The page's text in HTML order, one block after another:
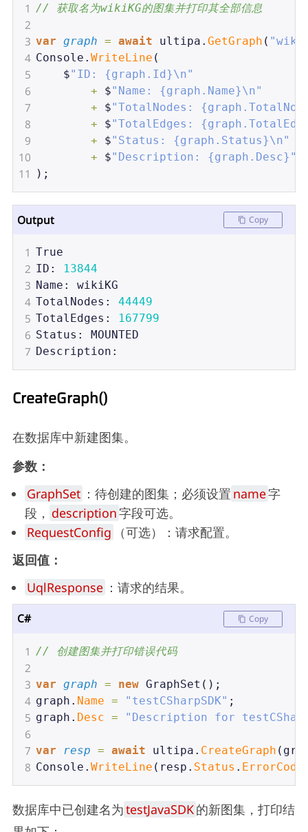
1 // 获取名为wikiKG的图集并打印其全部信息
2
3 var graph = await ultipa . GetGraph (
4 Console . WriteLine (
5 $"ID: {graph.Id}\n"
6 + $"Name: {graph.Name}\n"
7 + $"TotalNodes:
8 + $"TotalEdges:
9 + $"Status: {graph.Status}\n"
10 + $"Description: {graph.Desc}"
11 );
Output Copy
1 True
2 ID : 13844
3 Name : wikiKG
4 TotalNodes : 44449
5 TotalEdges : 167799
6 Status : MOUNTED
7 Description :
CreateGraph()
在数据库中新建图集。
参数：
GraphSet ：待创建的图集；必须设置 name字
段， description字段可选。
RequestConfig
（可选）：请求配置。
返回值：
UqlResponse ：请求的结果。
C# Copy
1 // 创建图集并打印错误代码
2
3 var graph = new GraphSet ();
4 graph . Name = "testCSharpSDK" ;
5 graph . Desc = "Description for
6
7 var resp = await ultipa . CreateGraph (
8 Console . WriteLine ( resp . Status . ErrorCode
数据库中已创建名为testJavaSDK的新图集，打印结